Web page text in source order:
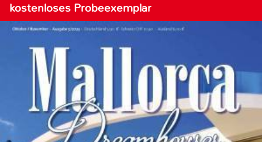
kostenloses Probeexemplar